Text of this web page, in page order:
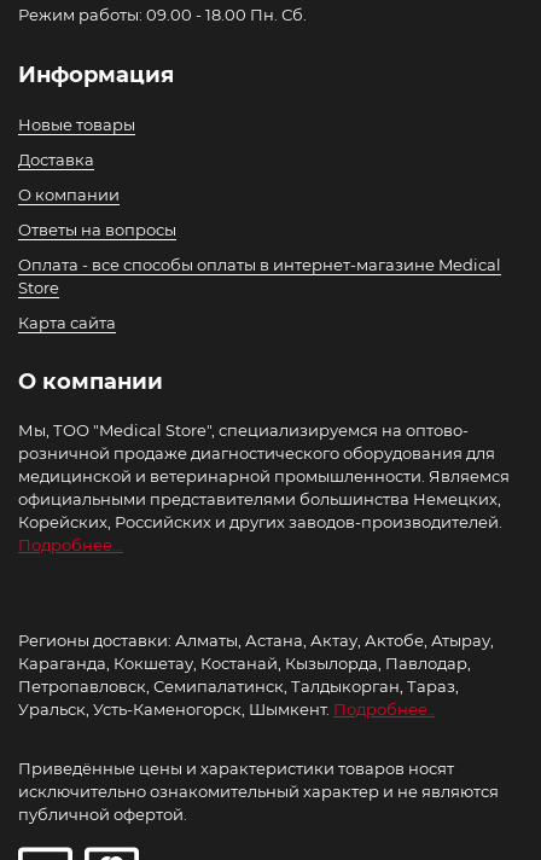
Режим работы: 09.00 - 18.00 Пн. Сб.
Информация
Новые товары
Доставка
О компании
Ответы на вопросы
Оплата - все способы оплаты в интернет-магазине Medical
Store
Карта сайта
О компании
Мы, ТОО "Medical Store", специализируемся на оптово-
розничной продаже диагностического оборудования для
медицинской и ветеринарной промышленности. Являемся
официальными представителями большинства Немецких,
Корейских, Российских и других заводов-производителей.
Подробнее...
Регионы доставки: Алматы, Астана, Актау, Актобе, Атырау,
Караганда, Кокшетау, Костанай, Кызылорда, Павлодар,
Петропавловск, Семипалатинск, Талдыкорган, Тараз,
Уральск, Усть-Каменогорск, Шымкент. Подробнее..
Приведённые цены и характеристики товаров носят
исключительно ознакомительный характер и не являются
публичной офертой.